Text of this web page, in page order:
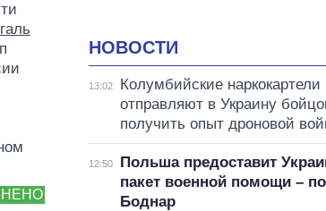
НОВОСТИ
13:02
Колумбийские наркокартели
отправляют в Украину
получить опыт дроновой
12:50
Польша предоставит
пакет военной помощи –
Боднар